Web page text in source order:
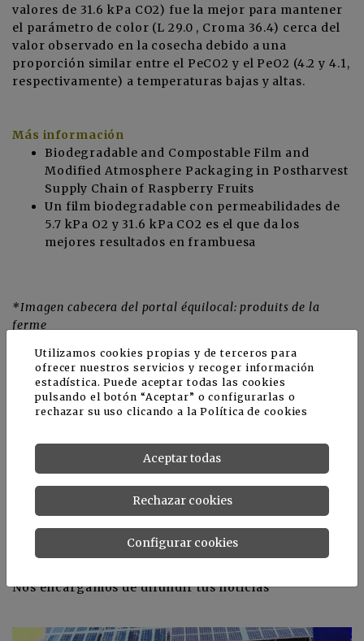
valores de 31.6 kPa CO2) fue la mejor para mantener
el parámetro de color (L 29.0 , Croma 36.4) cerca del
valor observado en la cosecha debido a una
proporción similar entre el PeCO2 y el PeO2 (4.2 y 4.1,
respectivamente) a temperaturas bajas y altas.
Más información
Biodegradable and Compostable Film and
Modified Atmosphere Packaging in Postharvest
Supply Chain of Raspberry Fruits
Un film biodegradable con permeabilidades de
5.7 kPa O2 y 31.6 kPa CO2 es el que da los
mejores resultados en frambuesa
*Imagen cabecera del portal équilocal: produits de la
ferme
Noticias relacionadas
Nos encargamos de difundir tus noticias
Utilizamos cookies propias y de terceros para
ofrecer nuestros servicios y recoger información
estadística. Puede aceptar todas las cookies
pulsando el botón “Aceptar” o configurarlas o
rechazar su uso clicando a laPolítica de cookies
Aceptar todas
Rechazar cookies
Configurar cookies